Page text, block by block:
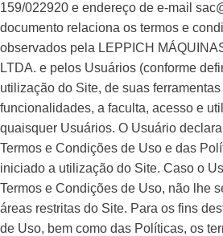
159/022920 e endereço de e-mail
documento relaciona os termos e
observados pela LEPPICH
LTDA. e pelos Usuários (conforme
utilização do Site, de suas
funcionalidades, a faculta, acesso e
quaisquer Usuários. O Usuário
Termos e Condições de Uso e das
iniciado a utilização do Site. Caso o
Termos e Condições de Uso, não lhe
áreas restritas do Site. Para os fins
de Uso, bem como das Políticas, os